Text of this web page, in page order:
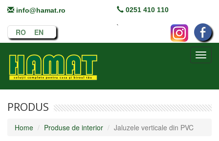
info@hamat.ro 0251 410 110
RO EN
`
PRODUS
Home Produse de interior Jaluzele verticale din PVC